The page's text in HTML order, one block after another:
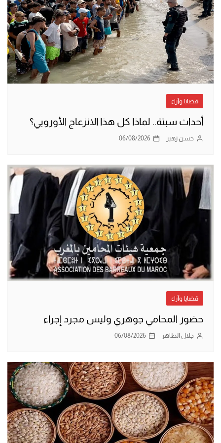
قضايا وآراء
أحداث سبتة.. لماذا كل هذا الانزعاج الأوروبي؟
حسن زهير 06/08/2026
قضايا وآراء
حضور المحامي جوهري وليس مجرد إجراء
جلال الطاهر 06/08/2026